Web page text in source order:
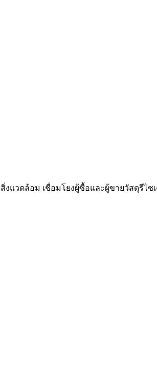
งแวดล้อม เชื่อมโยงผู้ซื้อและผู้ขายวัสดุรี